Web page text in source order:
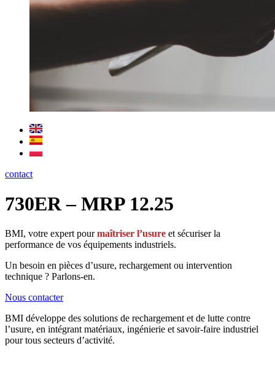
contact
730ER – MRP 12.25
BMI, votre expert pourmaîtriser l’usure et sécuriser la
performance de vos équipements industriels.
Un besoin en pièces d’usure, rechargement ou intervention
technique ? Parlons-en.
Nous contacter
BMI développe des solutions de rechargement et de lutte contre
l’usure, en intégrant matériaux, ingénierie et savoir-faire industriel
pour tous secteurs d’activité.